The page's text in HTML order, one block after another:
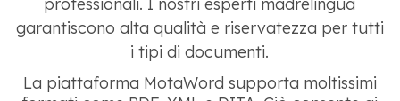
garantiscono alta qualità e riservatezza per tutti
i tipi di documenti.
La piattaforma MotaWord supporta moltissimi